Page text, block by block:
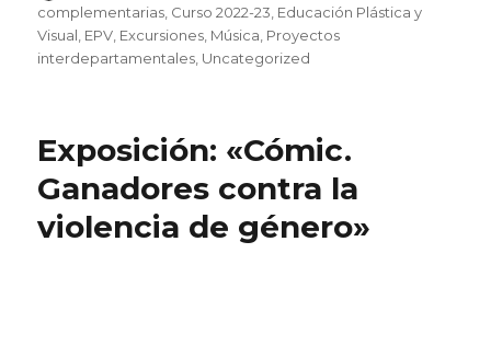
el
complementarias, Curso 2022-23, Educación Plástica y
Visual, EPV, Excursiones, Música, Proyectos
interdepartamentales, Uncategorized
Exposición: «Cómic.
Ganadores contra la
violencia de género»